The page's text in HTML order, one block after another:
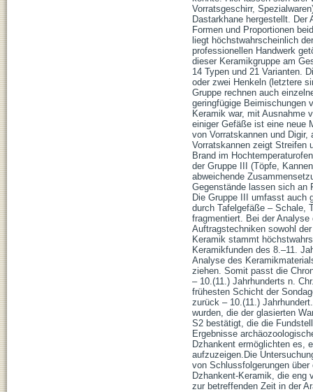
Vorratsgeschirr,
Dastarkhane hergestellt.
Formen und Proportionen
liegt höchstwahrscheinlich
professionellen Handwerk
dieser Keramikgruppe am
14 Typen und 21 Varianten.
oder zwei Henkeln (letztere
Gruppe rechnen auch
geringfügige Beimischungen
Keramik war, mit Ausnahme
einiger Gefäße ist eine neue
von Vorratskannen und
Vorratskannen zeigt Streifen
Brand im
der Gruppe III (Töpfe,
abweichende
Gegenstände lassen sich an
Die Gruppe III umfasst auch
durch Tafelgefäße – Schale,
fragmentiert. Bei der
Auftragstechniken sowohl
Keramik stammt
Keramikfunden des 8.–11.
Analyse des
ziehen. Somit passt die
– 10.(11.) Jahrhunderts n.
frühesten Schicht der
zurück – 10.(11.)
wurden, die der glasierten
S2 bestätigt, die die
Ergebnisse
Dzhankent ermöglichten es,
aufzuzeigen.Die
von Schlussfolgerungen
Dzhankent-Keramik, die eng
zur betreffenden Zeit in der